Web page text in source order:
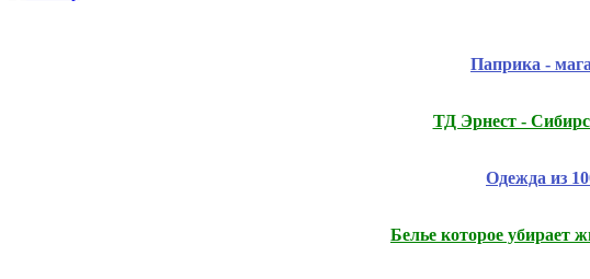
Паприка -
ТД Эрнест -
Одежда из
Белье которое убирает